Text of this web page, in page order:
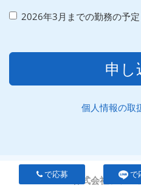
2026年3月までの勤務の予定
申し
個人情報の取
で応募 で
株式会社ファン